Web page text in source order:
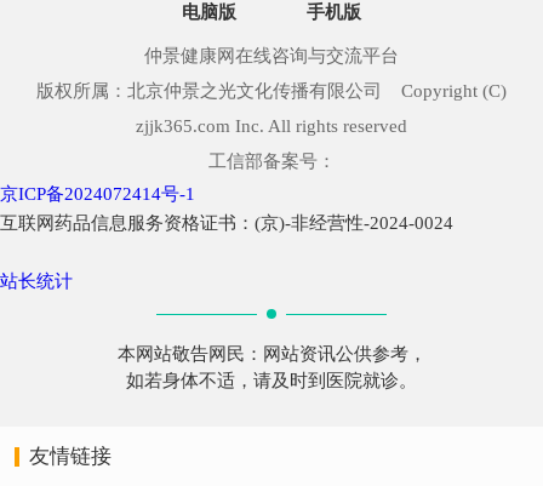
电脑版 手机版
仲景健康网在线咨询与交流平台
版权所属：北京仲景之光文化传播有限公司 Copyright (C)
zjjk365.com Inc. All rights reserved
工信部备案号：
京ICP备2024072414号-1
互联网药品信息服务资格证书：(京)-非经营性-2024-0024
站长统计
本网站敬告网民：网站资讯公供参考，
如若身体不适，请及时到医院就诊。
友情链接